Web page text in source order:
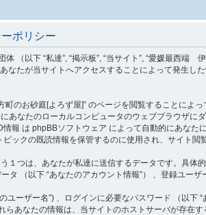
ポリシー
（以下 “私達”, “掲示板”, “当サイト”, “愛媛最西端
あなたが当サイトへアクセスすることによって発生
のお砂庭[よろず屋]” のページを閲覧することによ
あなたのローカルコンピュータのウェブブラウザ
情報 は phpBBソフトウェア によって自動的にあな
ックの既読情報を保管するのに使用され、サイト閲
つは、あなたが私達に送信するデータです。具体
（以下 “あなたのアカウント情報”） 、登録ユーザ
ーザー名”) 、ログインに必要なパスワード （以下
あなたの情報は、当サイトのホストサーバが存在